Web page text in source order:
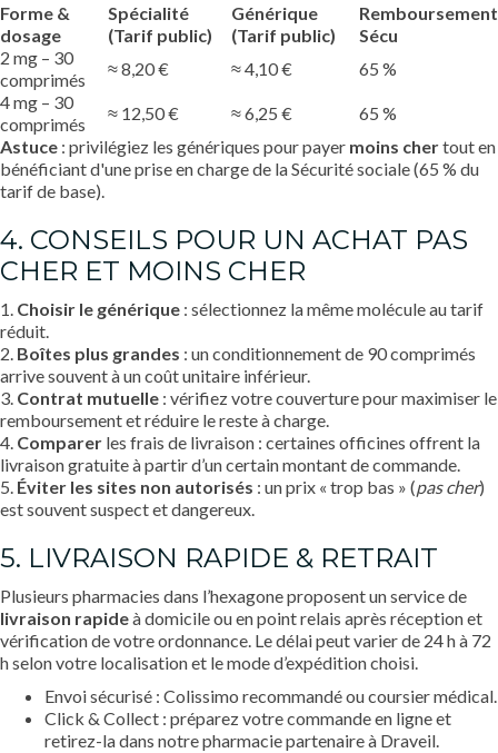
Forme &
dosage
Spécialité
(Tarif public)
Générique
(Tarif public)
Remboursement
Sécu
2 mg – 30
comprimés
≈ 8,20 € ≈ 4,10 €
65 %
4 mg – 30
comprimés
≈ 12,50 € ≈ 6,25 €
65 %
Astuce : privilégiez les génériques pour payer moins chertout en
bénéficiant d'une prise en charge de la Sécurité sociale (65 % du
tarif de base).
4. CONSEILS POUR UN ACHAT PAS
CHER ET MOINS CHER
1. Choisir le générique : sélectionnez la même molécule au tarif
réduit.
2. Boîtes plus grandes : un conditionnement de 90 comprimés
arrive souvent à un coût unitaire inférieur.
3. Contrat mutuelle : vérifiez votre couverture pour maximiser le
remboursement et réduire le reste à charge.
4. Comparer les frais de livraison : certaines officines offrent la
livraison gratuite à partir d’un certain montant de commande.
5. Éviter les sites non autorisés : un prix « trop bas » (pas cher)
est souvent suspect et dangereux.
5. LIVRAISON RAPIDE & RETRAIT
Plusieurs pharmacies dans l’hexagone proposent un service de
livraison rapideà domicile ou en point relais après réception et
vérification de votre ordonnance. Le délai peut varier de 24 h à 72
h selon votre localisation et le mode d’expédition choisi.
Envoi sécurisé : Colissimo recommandé ou coursier médical.
Click & Collect : préparez votre commande en ligne et
retirez-la dans notre pharmacie partenaire à Draveil.